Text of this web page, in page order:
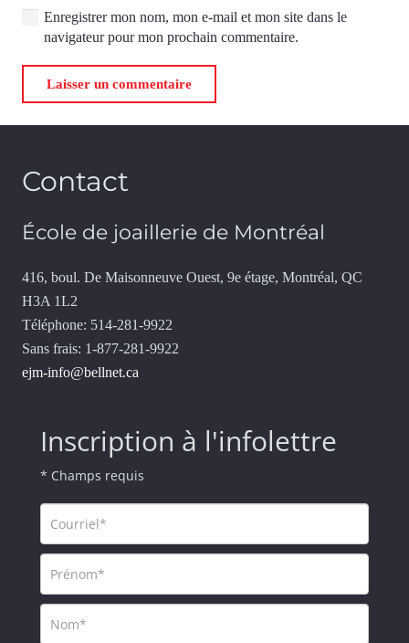
Enregistrer mon nom, mon e-mail et mon site dans le
navigateur pour mon prochain commentaire.
Laisser un commentaire
Contact
École de joaillerie de Montréal
416, boul. De Maisonneuve Ouest, 9e étage, Montréal, QC
H3A 1L2
Téléphone: 514-281-9922
Sans frais: 1-877-281-9922
ejm-info@bellnet.ca
Inscription à l'infolettre
* Champs requis